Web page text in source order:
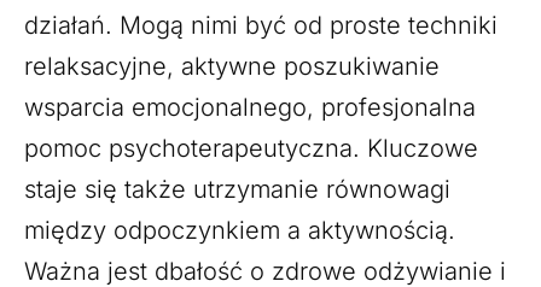
działań. Mogą nimi być od proste techniki
relaksacyjne, aktywne poszukiwanie
wsparcia emocjonalnego, profesjonalna
pomoc psychoterapeutyczna. Kluczowe
staje się także utrzymanie równowagi
między odpoczynkiem a aktywnością.
Ważna jest dbałość o zdrowe odżywianie i